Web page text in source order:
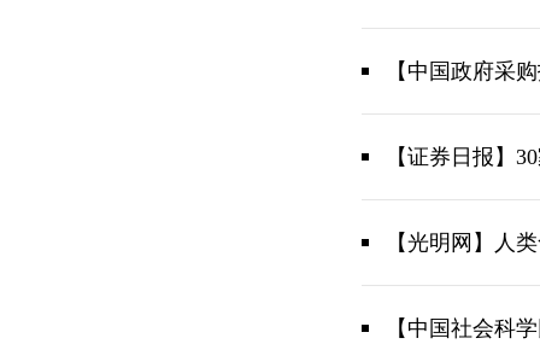
【中国政府采
【证券日报】
【光明网】人
【中国社会科